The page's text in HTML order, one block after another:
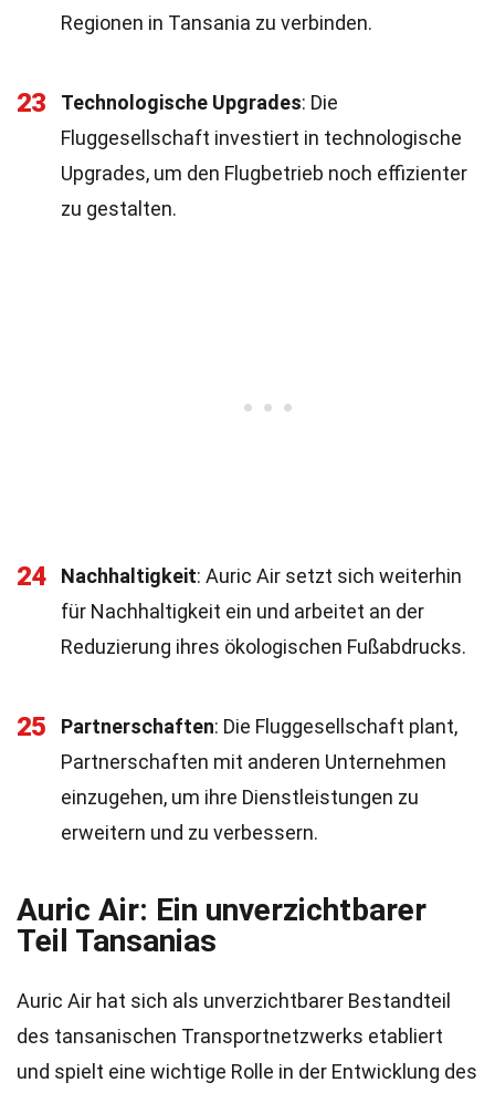
Regionen in Tansania zu verbinden.
23 Technologische Upgrades: Die
Fluggesellschaft investiert in technologische
Upgrades, um den Flugbetrieb noch effizienter
zu gestalten.
24 Nachhaltigkeit: Auric Air setzt sich weiterhin
für Nachhaltigkeit ein und arbeitet an der
Reduzierung ihres ökologischen Fußabdrucks.
25 Partnerschaften: Die Fluggesellschaft plant,
Partnerschaften mit anderen Unternehmen
einzugehen, um ihre Dienstleistungen zu
erweitern und zu verbessern.
Auric Air: Ein unverzichtbarer
Teil Tansanias
Auric Air hat sich als unverzichtbarer Bestandteil
des tansanischen Transportnetzwerks etabliert
und spielt eine wichtige Rolle in der Entwicklung des